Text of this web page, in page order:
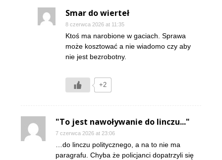
Smar do wierteł
8 czerwca 2026 at 11:35
Ktoś ma narobione w gaciach. Sprawa
może kosztować a nie wiadomo czy aby
nie jest bezrobotny.
+2
"To jest nawoływanie do linczu..."
7 czerwca 2026 at 23:06
…do linczu politycznego, a na to nie ma
paragrafu. Chyba że policjanci dopatrzyli się